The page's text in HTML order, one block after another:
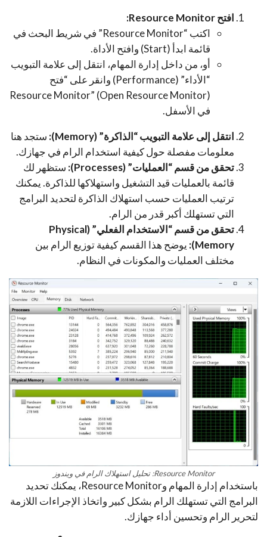
افتح Resource Monitor:
اكتب “Resource Monitor” في شريط البحث في
قائمة ابدأ (Start) وافتح الأداة.
أو، من داخل إدارة المهام، انتقل إلى علامة التبويب
“الأداء” (Performance) وانقر على “فتح
Resource Monitor” (Open Resource Monitor)
في الأسفل.
انتقل إلى علامة التبويب “الذاكرة” (Memory):
ستجد هنا
معلومات مفصلة حول كيفية استخدام الرام في جهازك.
تحقق من قسم “العمليات” (Processes):
ستظهر لك
قائمة بالعمليات قيد التشغيل واستهلاكها للذاكرة. يمكنك
ترتيب العمليات حسب استهلاك الذاكرة لتحديد البرامج
التي تستهلك أكبر قدر من الرام.
تحقق من قسم “الاستخدام الفعلي” (Physical
Memory):
يوضح هذا القسم كيفية توزيع الرام بين
مختلف العمليات والمكونات في النظام.
Resource Monitor: تحليل استهلاك الرام في ويندوز
باستخدام إدارة المهام وResource Monitor، يمكنك تحديد
البرامج التي تستهلك الرام بشكل كبير واتخاذ الإجراءات اللازمة
لتحرير الرام وتحسين أداء جهازك.